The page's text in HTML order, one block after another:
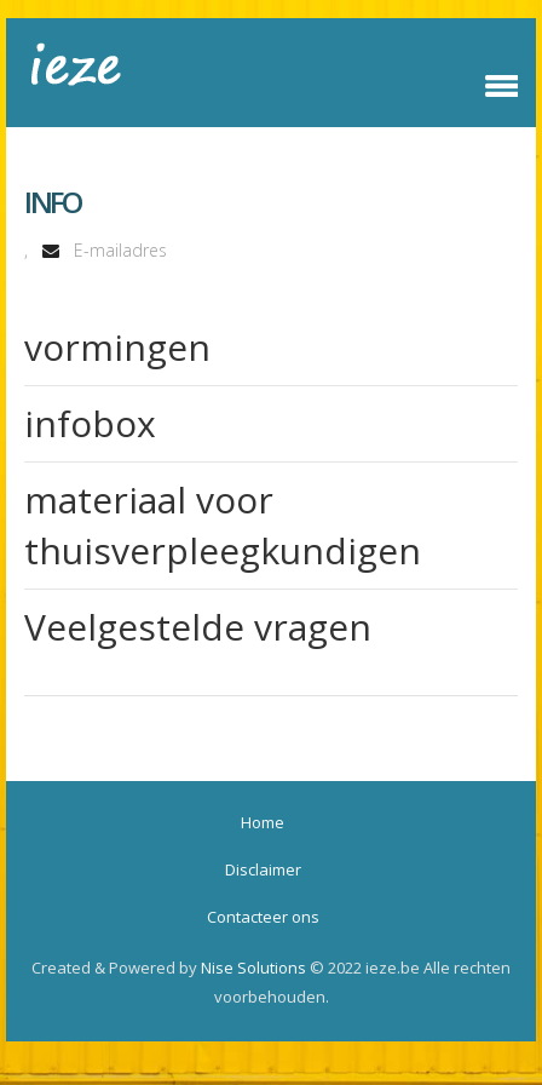
INFO
, E-mailadres
vormingen
infobox
materiaal voor
thuisverpleegkundigen
Veelgestelde vragen
Home
Disclaimer
Contacteer ons
Created & Powered byNise Solutions © 2022 ieze.be Alle rechten
voorbehouden.